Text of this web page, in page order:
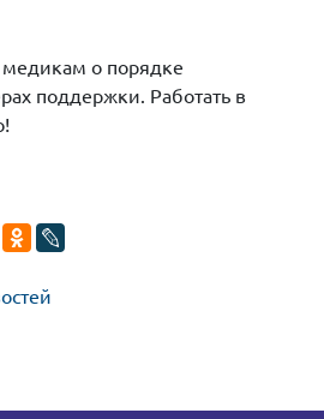
о порядке
поддержки. Работать в